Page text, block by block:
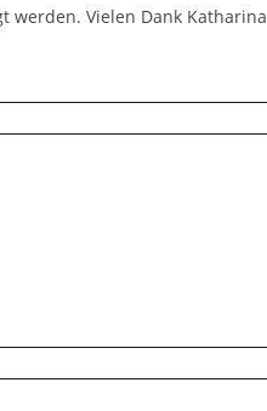
werden. Vielen Dank Katharina